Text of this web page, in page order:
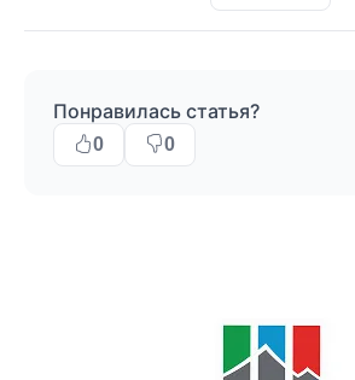
Понравилась статья?
0 0